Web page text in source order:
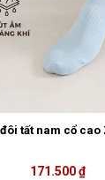
đôi tất nam cổ cao
171.500 ₫